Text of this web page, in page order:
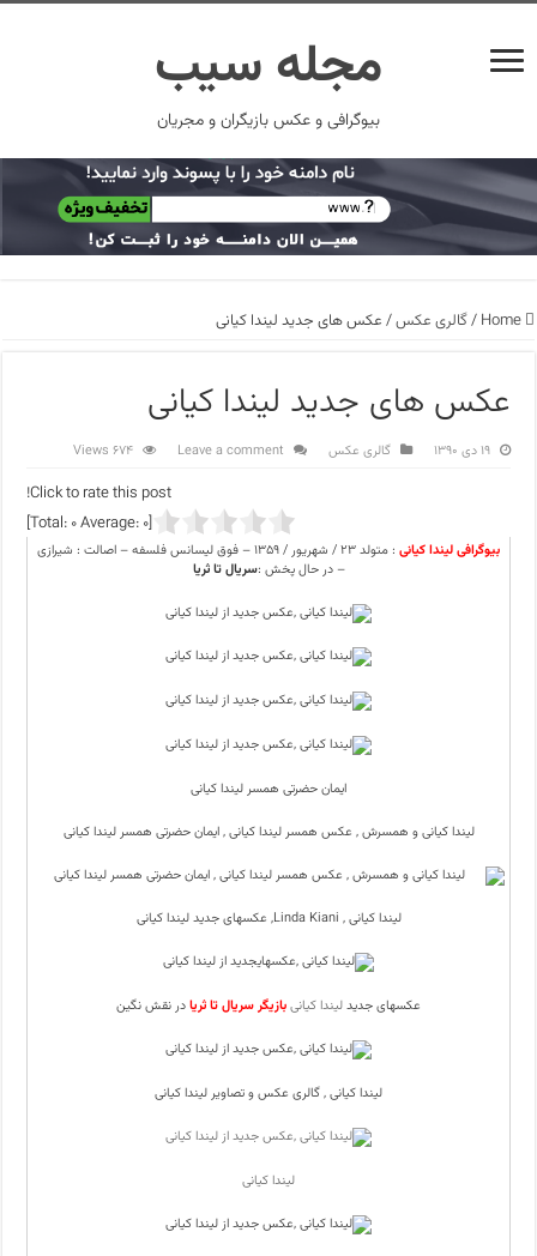
مجله سیب
بیوگرافی و عکس بازیگران و مجریان
Home
/گالری عکس/ عکس های جدید لیندا کیانی
عکس های جدید لیندا کیانی
۱۹ دی ۱۳۹۰ گالری عکس Leave a comment
674 Views
Click to rate this post!
[Total:
0Average: 0
]
بیوگرافی لیندا کیانی
: متولد ۲۳ / شهریور / ۱۳۵۹ – فوق لیسانس فلسفه – اصالت : شیرازی
– در حال پخش :سریال تا ثریا
ایمان حضرتی همسر لیندا کیانی
لیندا کیانی و همسرش , عکس همسر لیندا کیانی , ایمان حضرتی همسر لیندا کیانی
لیندا کیانی , Linda Kiani, عکسهای جدید لیندا کیانی
عکسهای جدیدلیندا کیانیبازیگر سریال تا ثریادر نقش نگین
لیندا کیانی , گالری عکس و تصاویر لیندا کیانی
لیندا کیانی